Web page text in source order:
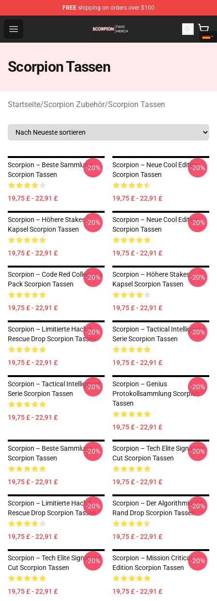
FREE shipping on orders over $100
Open menu
Scorpion Shop - Official Scorpion Merchandise Store
Scorpion Tassen
Startseite/Scorpion Zubehör/Scorpion Tassen
Scorpion – Beste Sammlung
Scorpion Tassen
19,75 £ - 22,91 £
-20%
Scorpion – Neue Cool Edition
Scorpion Tassen
19,75 £ - 22,91 £
-20%
Scorpion – Höhere Stakes
Kapsel Scorpion Tassen
19,75 £ - 22,91 £
-20%
Scorpion – Neue Cool Edition
Scorpion Tassen
19,75 £ - 22,91 £
-20%
Scorpion – Code Red Collector’s
Pack Scorpion Tassen
19,75 £ - 22,91 £
-20%
Scorpion – Höhere Stakes
Kapsel Scorpion Tassen
19,75 £ - 22,91 £
-20%
Scorpion – Limitierte Hack &
Rescue Drop Scorpion Tassen
19,75 £ - 22,91 £
-20%
Scorpion – Tactical Intelligence
Serie Scorpion Tassen
19,75 £ - 22,91 £
-20%
Scorpion – Tactical Intelligence
Serie Scorpion Tassen
19,75 £ - 22,91 £
-20%
Scorpion – Genius
Protokollsammlung Scorpion
Tassen
19,75 £ - 22,91 £
-20%
Scorpion – Beste Sammlung
Scorpion Tassen
19,75 £ - 22,91 £
-20%
Scorpion – Tech Elite Signature
Cut Scorpion Tassen
19,75 £ - 22,91 £
-20%
Scorpion – Limitierte Hack &
Rescue Drop Scorpion Tassen
19,75 £ - 22,91 £
-20%
Scorpion – Der Algorithmische
Rand Drop Scorpion Tassen
19,75 £ - 22,91 £
-20%
Scorpion – Tech Elite Signature
Cut Scorpion Tassen
19,75 £ - 22,91 £
-20%
Scorpion – Mission Critical
Edition Scorpion Tassen
19,75 £ - 22,91 £
-20%